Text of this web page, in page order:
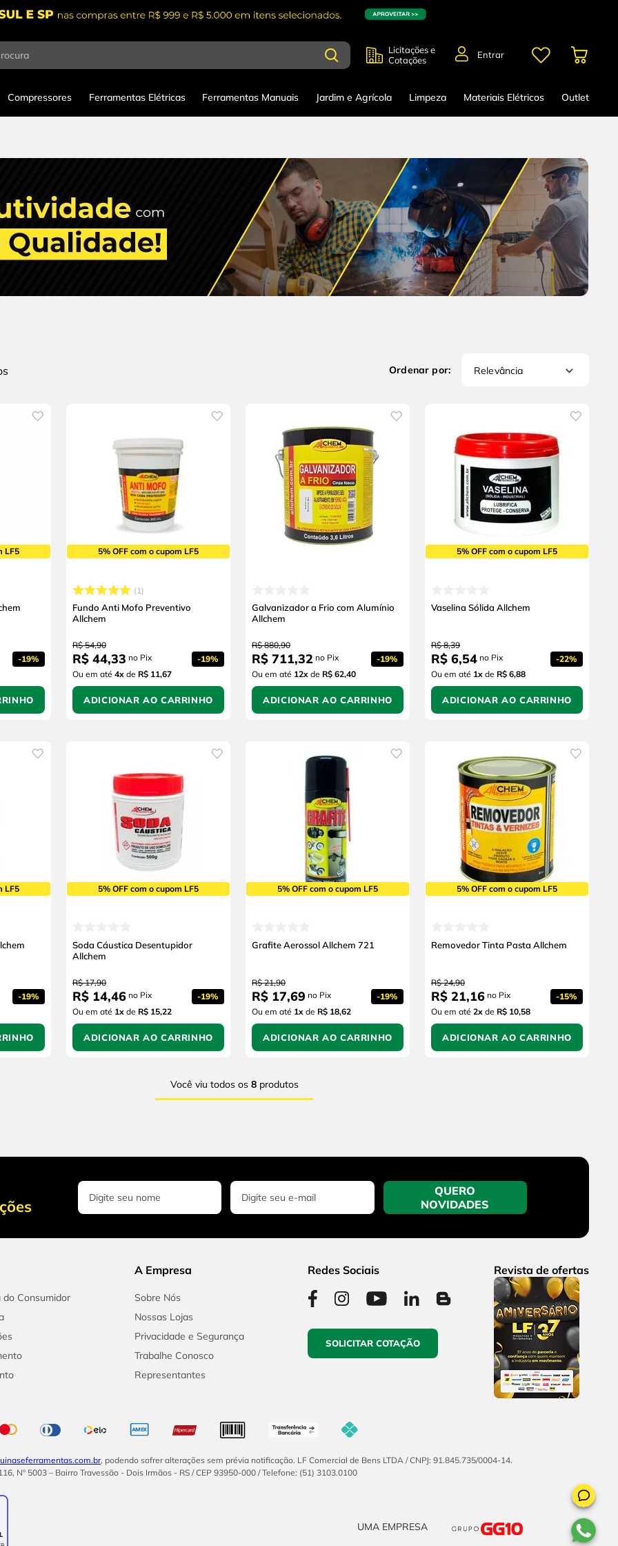
Licitações e
Cotações
Entrar
Compressores Ferramentas Elétricas Ferramentas Manuais Jardim e Agrícola Limpeza Materiais Elétricos Outlet
Relevância
LF5
-19%
5% OFF com o cupom LF5
1
Fundo Anti Mofo Preventivo
Allchem
R$ 54,90
R$ 44,33 no Pix -19%
Ou em até 4x de R$ 11,67
ADICIONAR AO CARRINHO
Galvanizador a Frio com Alumínio
Allchem
R$ 880,90
R$ 711,32 no Pix -19%
Ou em até 12x de R$ 62,40
ADICIONAR AO CARRINHO
5% OFF com o cupom LF5
Vaselina Sólida Allchem
R$ 8,39
R$ 6,54 no Pix -22%
Ou em até 1x de R$ 6,88
ADICIONAR AO CARRINHO
LF5
-19%
5% OFF com o cupom LF5
Soda Cáustica Desentupidor
Allchem
R$ 17,90
R$ 14,46 no Pix -19%
Ou em até 1x de R$ 15,22
ADICIONAR AO CARRINHO
5% OFF com o cupom LF5
Grafite Aerossol Allchem 721
R$ 21,90
R$ 17,69 no Pix -19%
Ou em até 1x de R$ 18,62
ADICIONAR AO CARRINHO
5% OFF com o cupom LF5
Removedor Tinta Pasta Allchem
R$ 24,90
R$ 21,16 no Pix -15%
Ou em até 2x de R$ 10,58
ADICIONAR AO CARRINHO
Você viu todos os 8produtos
QUERO
NOVIDADES
do Consumidor
A Empresa
Sobre Nós
Nossas Lojas
Privacidade e Segurança
Trabalhe Conosco
Representantes
Redes Sociais
SOLICITAR COTAÇÃO
Revista de ofertas
, podendo sofrer alterações sem prévia notificação. LF Comercial de Bens LTDA / CNPJ: 91.845.735/0004-14.
Nº 5003 – Bairro Travessão - Dois Irmãos - RS / CEP 93950-000 / Telefone: (51) 3103.0100
UMA EMPRESA